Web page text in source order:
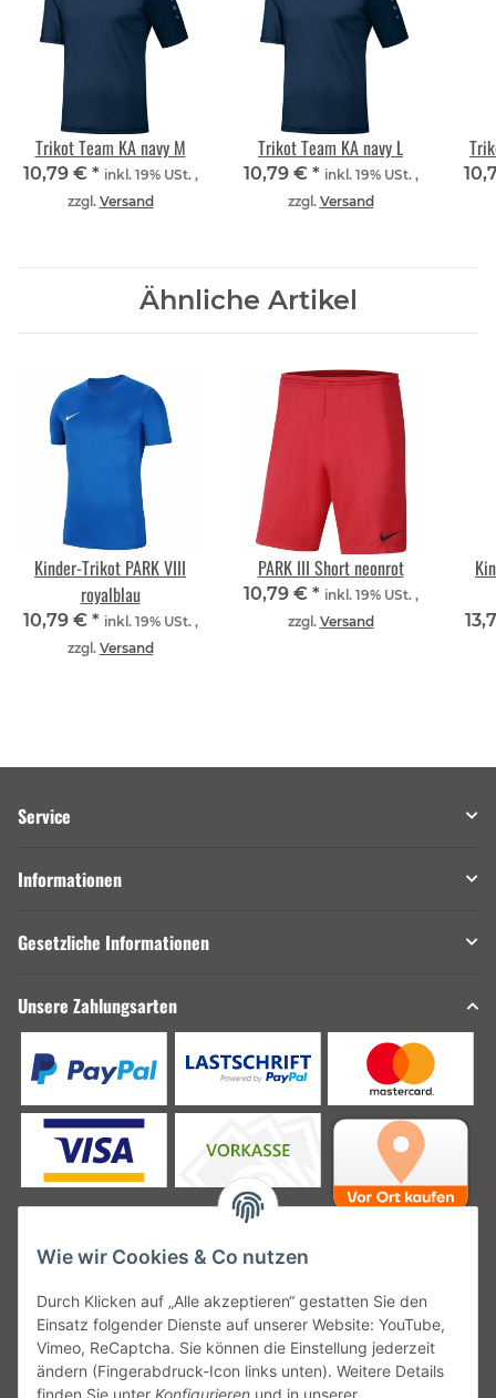
Trikot Team KA navy M
10,79 € * inkl. 19% USt. ,
zzgl. Versand
Trikot Team KA navy L
10,79 € * inkl. 19% USt. ,
zzgl. Versand
Ähnliche Artikel
Kinder-Trikot PARK VIII
royalblau
10,79 € * inkl. 19% USt. ,
zzgl. Versand
PARK III Short neonrot
10,79 € * inkl. 19% USt. ,
zzgl. Versand
Service
Informationen
Gesetzliche Informationen
Unsere Zahlungsarten
Unsere Versanddienstleister
Wie wir Cookies & Co nutzen
Durch Klicken auf „Alle akzeptieren“ gestatten Sie den
Einsatz folgender Dienste auf unserer Website: YouTube,
Vimeo, ReCaptcha. Sie können die Einstellung jederzeit
ändern (Fingerabdruck-Icon links unten). Weitere Details